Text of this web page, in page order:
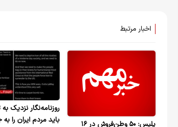
اخبار مرتبط
پلیس: ۵۰ وطن‌فروش در ۱۶
روزنامه‌نگار نزدیک
باید مردم ایران را